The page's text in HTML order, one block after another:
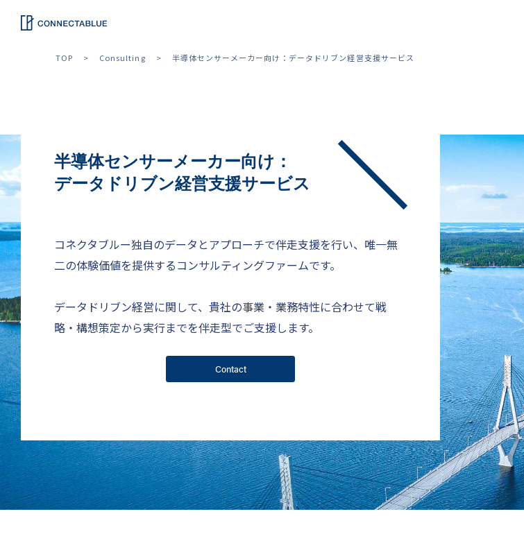
TOP Consulting 半導体センサーメーカー向け：データドリブン経営支援サービス
半導体センサーメーカー向け：
データドリブン経営支援サービス
コネクタブルー独自のデータとアプローチで伴走支援を行い、唯一無
二の体験価値を提供するコンサルティングファームです。
データドリブン経営に関して、貴社の事業・業務特性に合わせて戦
略・構想策定から実行までを伴走型でご支援します。
Contact